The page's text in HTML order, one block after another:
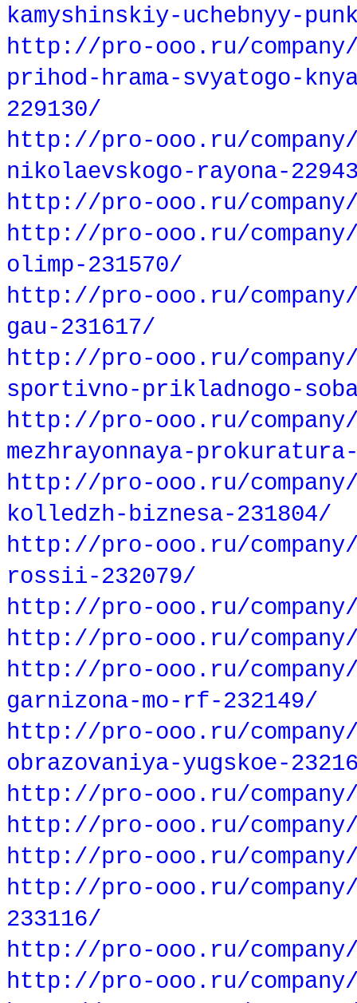
kamyshinskiy-uchebnyy-
http://pro-ooo.ru/
prihod-hrama-svyatogo-
229130/
http://pro-ooo.ru/
nikolaevskogo-rayona-
http://pro-ooo.ru/company/
http://pro-ooo.ru/
olimp-231570/
http://pro-ooo.ru/
gau-231617/
http://pro-ooo.ru/
sportivno-prikladnogo-
http://pro-ooo.ru/
mezhrayonnaya-
http://pro-ooo.ru/
kolledzh-biznesa-231804/
http://pro-ooo.ru/company/
rossii-232079/
http://pro-ooo.ru/company/
http://pro-ooo.ru/company/
http://pro-ooo.ru/
garnizona-mo-rf-232149/
http://pro-ooo.ru/
obrazovaniya-yugskoe-
http://pro-ooo.ru/company/
http://pro-ooo.ru/
http://pro-ooo.ru/company/
http://pro-ooo.ru/company/
233116/
http://pro-ooo.ru/company/
http://pro-ooo.ru/